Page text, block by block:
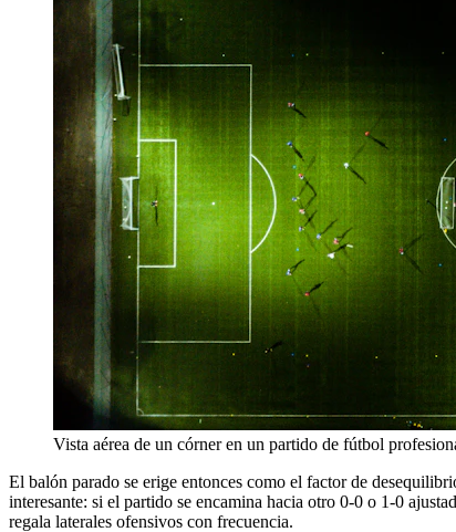
Vista aérea de un córner en un partido de fútbol
El balón parado se erige entonces como el factor de
interesante: si el partido se encamina hacia otro 0-0 o 1-0
regala laterales ofensivos con frecuencia.